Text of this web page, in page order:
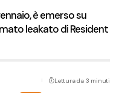
è emerso su
leakato di Resident
Lettura da 3 minuti